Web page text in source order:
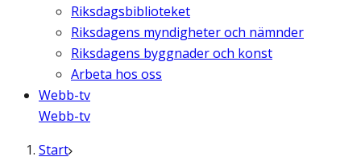
Riksdagsbiblioteket
Riksdagens myndigheter och nämnder
Riksdagens byggnader och konst
Arbeta hos oss
Webb-tv
Webb-tv
Start